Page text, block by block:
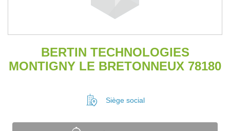
BERTIN TECHNOLOGIES
MONTIGNY LE BRETONNEUX 78180
Siège social